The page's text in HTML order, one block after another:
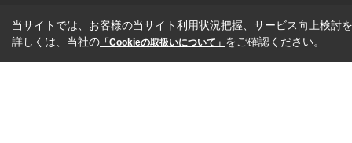
当サイトでは、お客様の当サイト利用状況把握、サービス向上検討
詳しくは、当社の 「Cookieの取扱いについて」 をご確認ください。